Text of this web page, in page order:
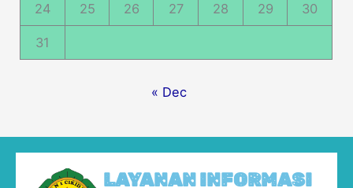
24 25 26 27 28 29 30
31
« Dec
LAYANAN INFORMASI